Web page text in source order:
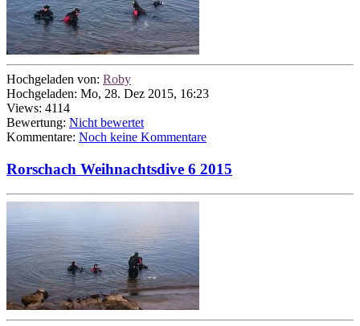
Hochgeladen von: Roby
Hochgeladen: Mo, 28. Dez 2015, 16:23
Views: 4114
Bewertung: Nicht bewertet
Kommentare: Noch keine Kommentare
Rorschach Weihnachtsdive 6 2015